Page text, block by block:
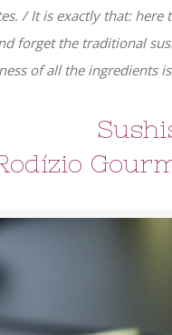
/ It is exactly that:
forget the traditional
of all the ingredients